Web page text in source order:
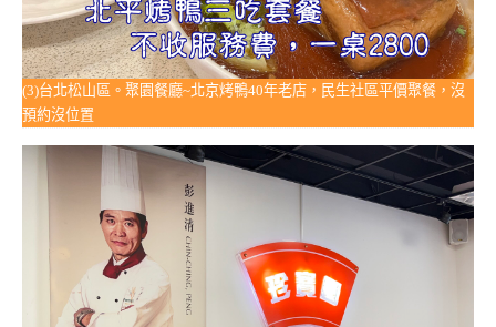
(3)台北松山區。聚園餐廳~北京烤鴨40年老店，民生社區平價聚餐，沒
預約沒位置